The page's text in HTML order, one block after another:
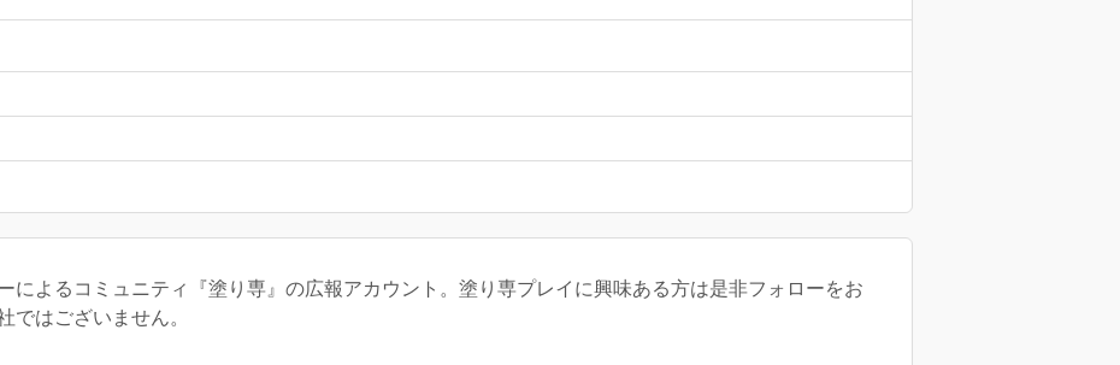
によるコミュニティ『塗り専』の広報アカウント。塗り専プレイに興味ある方は是非フォローをお
はございません。